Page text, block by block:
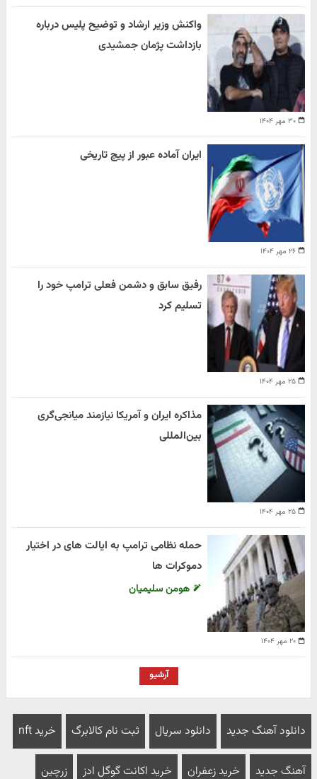
۳۰ مهر ۱۴۰۴
واکنش وزیر ارشاد و توضیح پلیس درباره
بازداشت پژمان جمشیدی
۲۶ مهر ۱۴۰۴
ایران آماده عبور از پیچ تاریخی
۲۵ مهر ۱۴۰۴
رفیق سابق و دشمن فعلی ترامپ خود را
تسلیم کرد
۲۵ مهر ۱۴۰۴
مذاکره ایران و آمریکا نیازمند میانجی‌گری
بین‌المللی
۲۰ مهر ۱۴۰۴
حمله نظامی ترامپ به ایالت های در اختیار
دموکرات ها
هومن سلیمیان
آرشیو
دانلود آهنگ جدید دانلود سریال ثبت نام کالابرگ خرید nft
آهنگ جدید خرید زعفران خرید اکانت گوگل ادز زرچین